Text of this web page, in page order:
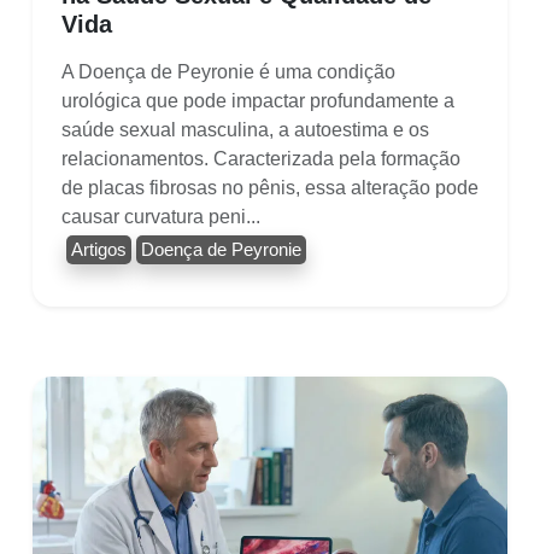
Vida
A Doença de Peyronie é uma condição
urológica que pode impactar profundamente a
saúde sexual masculina, a autoestima e os
relacionamentos. Caracterizada pela formação
de placas fibrosas no pênis, essa alteração pode
causar curvatura peni...
Artigos Doença de Peyronie